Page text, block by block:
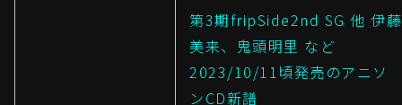
第3期fripSide2nd SG 他 伊藤
美来、鬼頭明里 など
2023/10/11頃発売のアニソ
ンCD新譜